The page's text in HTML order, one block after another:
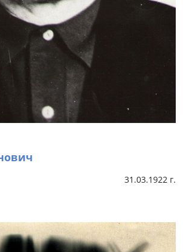
31.03.1922 г.